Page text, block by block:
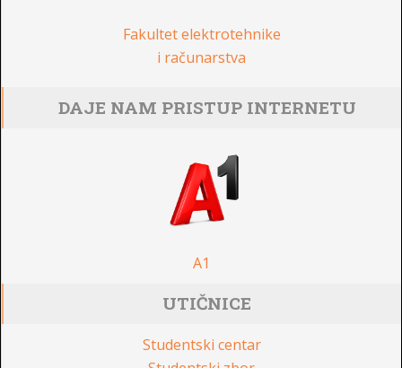
Fakultet elektrotehnike
i računarstva
DAJE NAM PRISTUP INTERNETU
A1
UTIČNICE
Studentski centar